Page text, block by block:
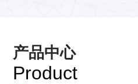
产品中心
Product